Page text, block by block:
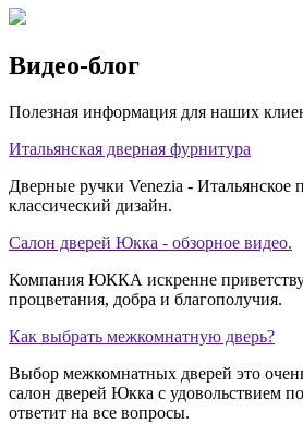
Видео-блог
Полезная информация для наших
Итальянская дверная фурнитура
Дверные ручки Venezia - Итальянское
классический дизайн.
Салон дверей Юкка - обзорное видео.
Компания ЮККА искренне
процветания, добра и благополучия.
Как выбрать межкомнатную дверь?
Выбор межкомнатных дверей это
салон дверей Юкка с удовольствием
ответит на все вопросы.